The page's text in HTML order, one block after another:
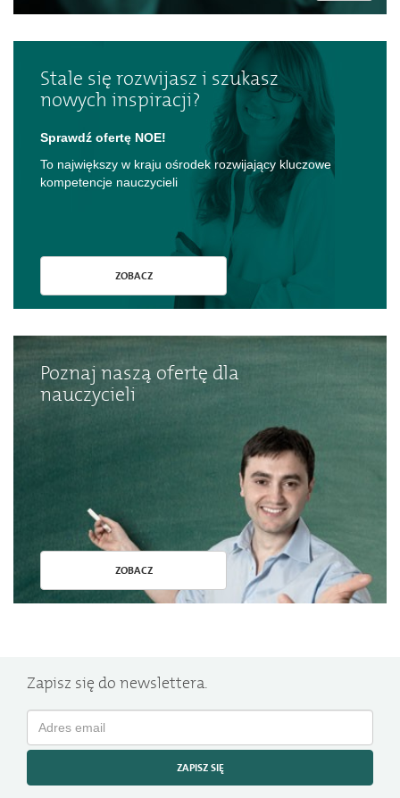
Stale się rozwijasz i szukasz
nowych inspiracji?
Sprawdź ofertę NOE!
To największy w kraju ośrodek rozwijający kluczowe
kompetencje nauczycieli
ZOBACZ
Poznaj naszą ofertę dla
nauczycieli
ZOBACZ
Zapisz się do newslettera.
ZAPISZ SIĘ